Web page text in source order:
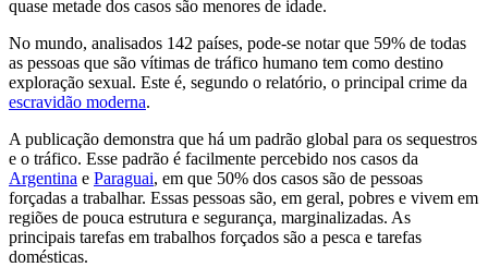
quase metade dos casos são menores de idade.
No mundo, analisados 142 países, pode-se notar que 59% de todas
as pessoas que são vítimas de tráfico humano tem como destino
exploração sexual. Este é, segundo o relatório, o principal crime da
escravidão moderna.
A publicação demonstra que há um padrão global para os sequestros
e o tráfico. Esse padrão é facilmente percebido nos casos da
Argentina e Paraguai, em que 50% dos casos são de pessoas
forçadas a trabalhar. Essas pessoas são, em geral, pobres e vivem em
regiões de pouca estrutura e segurança, marginalizadas. As
principais tarefas em trabalhos forçados são a pesca e tarefas
domésticas.